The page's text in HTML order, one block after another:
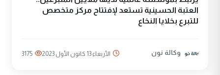
العتبة الحسينية تستعد لإفتتاح مركز متخصص
للتبرع بخلايا النخاع
وكالة نون الأربعاء 13 كانون الأول 2023 3175